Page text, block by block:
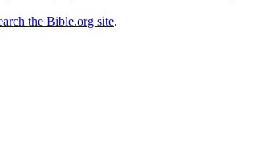
the Bible.org site.